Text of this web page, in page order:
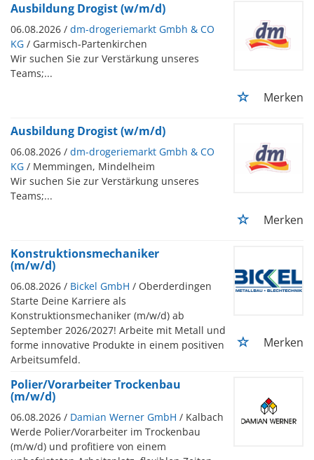
Ausbildung Drogist (w/m/d)
06.08.2026 / dm-drogeriemarkt Gmbh & CO
KG / Garmisch-Partenkirchen
Wir suchen Sie zur Verstärkung unseres
Teams;...
Merken
Ausbildung Drogist (w/m/d)
06.08.2026 / dm-drogeriemarkt Gmbh & CO
KG / Memmingen, Mindelheim
Wir suchen Sie zur Verstärkung unseres
Teams;...
Merken
Konstruktionsmechaniker
(m/w/d)
06.08.2026 / Bickel GmbH / Oberderdingen
Starte Deine Karriere als
Konstruktionsmechaniker (m/w/d) ab
September 2026/2027! Arbeite mit Metall und
forme innovative Produkte in einem positiven
Arbeitsumfeld.
Merken
Polier/Vorarbeiter Trockenbau
(m/w/d)
06.08.2026 / Damian Werner GmbH / Kalbach
Werde Polier/Vorarbeiter im Trockenbau
(m/w/d) und profitiere von einem